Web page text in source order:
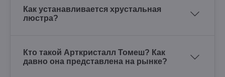
Как устанавливается хрустальная
люстра?
Кто такой Арткристалл Томеш? Как
давно она представлена на рынке?